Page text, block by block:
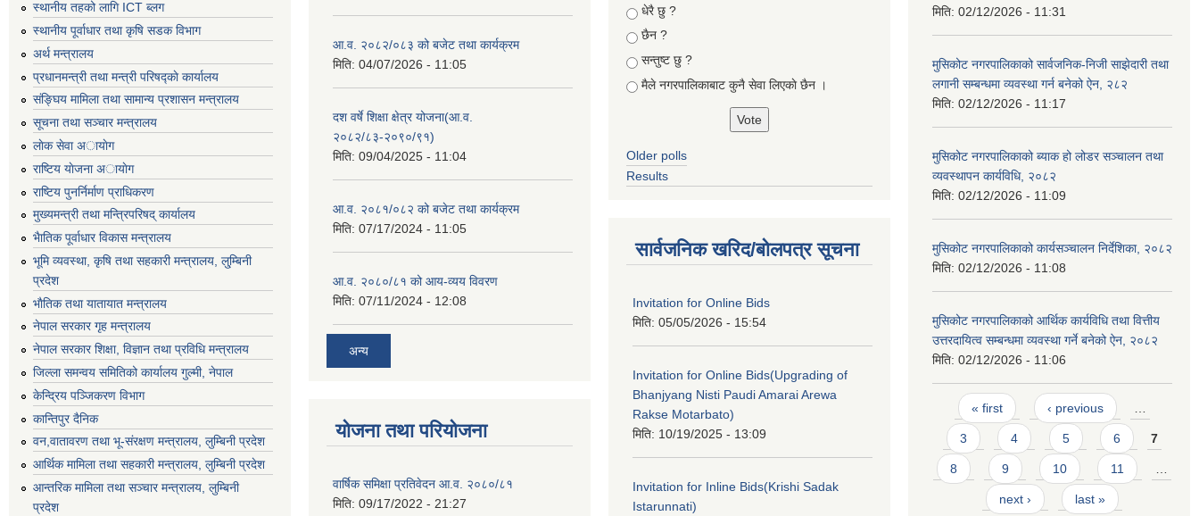
स्थानीय तहको लागि ICT ब्लग
स्थानीय पूर्वाधार तथा कृषि सडक विभाग
अर्थ मन्त्रालय
प्रधानमन्त्री तथा मन्त्री परिषद्काे कार्यालय
संङ्घिय मामिला तथा सामान्य प्रशासन मन्त्रालय
सूचना तथा सञ्चार मन्त्रालय
लाेक सेवा अायाेग
राष्टिय याेजना अायाेग
राष्टिय पुनर्निर्माण प्राधिकरण
मुख्यमन्त्री तथा मन्त्रिपरिषद् कार्यालय
भैातिक पूर्वाधार विकास मन्त्रालय
भूमि व्यवस्था, कृषि तथा सहकारी मन्त्रालय, लु्म्बिनी
प्रदेश
भाैतिक तथा यातायात मन्त्रालय
नेपाल सरकार गृह मन्त्रालय
नेपाल सरकार शिक्षा, विज्ञान तथा प्रविधि मन्त्रालय
जिल्ला समन्वय समितिको कार्यालय गुल्मी, नेपाल
केन्द्रिय पञ्जिकरण विभाग
कान्तिपुर दैनिक
वन,वातावरण तथा भू-संरक्षण मन्त्रालय, लुम्बिनी प्रदेश
आर्थिक मामिला तथा सहकारी मन्त्रालय, लुम्बिनी प्रदेश
आन्तरिक मामिला तथा सञ्चार मन्त्रालय, लुम्बिनी
प्रदेश
आ.व. २०८२/०८३ को बजेट तथा कार्यक्रम
मिति: 04/07/2026 - 11:05
दश वर्षे शिक्षा क्षेत्र योजना(आ.व.
२०८२/८३-२०९०/९१)
मिति: 09/04/2025 - 11:04
आ.व. २०८१/०८२ को बजेट तथा कार्यक्रम
मिति: 07/17/2024 - 11:05
आ.व. २०८०/८१ को आय-व्यय विवरण
मिति: 07/11/2024 - 12:08
अन्य
योजना तथा परियोजना
वार्षिक समिक्षा प्रतिवेदन आ.व. २०८०/८१
मिति: 09/17/2022 - 21:27
Choices
धेरै छु ?
छैन ?
सन्तुष्ट छु ?
मैले नगरपालिकाबाट कुनै सेवा लिएकाे छैन ।
Older polls
Results
सार्वजनिक खरिद/बोलपत्र सूचना
Invitation for Online Bids
मिति: 05/05/2026 - 15:54
Invitation for Online Bids(Upgrading of
Bhanjyang Nisti Paudi Amarai Arewa
Rakse Motarbato)
मिति: 10/19/2025 - 13:09
Invitation for Inline Bids(Krishi Sadak
Istarunnati)
मिति: 02/12/2026 - 11:31
मुसिकोट नगरपालिकाको सार्वजनिक-निजी साझेदारी तथा
लगानी सम्बन्धमा व्यवस्था गर्न बनेको ऐन, २८२
मिति: 02/12/2026 - 11:17
मुसिकोट नगरपालिकाको ब्याक हो लोडर सञ्चालन तथा
व्यवस्थापन कार्यविधि, २०८२
मिति: 02/12/2026 - 11:09
मुसिकोट नगरपालिकाको कार्यसञ्चालन निर्देशिका, २०८२
मिति: 02/12/2026 - 11:08
मुसिकोट नगरपालिकाको आर्थिक कार्यविधि तथा वित्तीय
उत्तरदायित्व सम्बन्धमा व्यवस्था गर्ने बनेको ऐन, २०८२
मिति: 02/12/2026 - 11:06
Pages
« first ‹ previous …
3 4 5 6 7
8 9 10 11 …
next › last »